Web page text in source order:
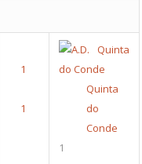
Quinta
do
Conde
1